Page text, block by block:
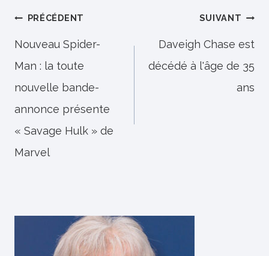
Navigation
de
l’article
PRÉCÉDENT
Nouveau Spider-
Man : la toute
nouvelle bande-
annonce présente
« Savage Hulk » de
Marvel
SUIVANT
Daveigh Chase est
décédé à l'âge de 35
ans